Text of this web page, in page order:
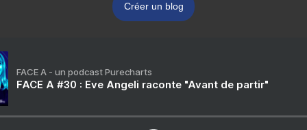
Créer un blog
FACE A - un podcast Purecharts
FACE A #30 : Eve Angeli raconte "Avant de partir"